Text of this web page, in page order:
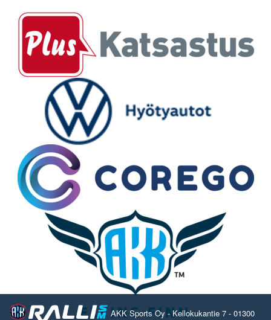
AKK Sports Oy - Kellokukantie 7 - 01300